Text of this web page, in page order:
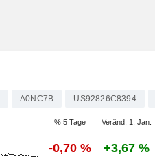
A0NC7B US92826C8394
% 5 Tage Veränd. 1. Jan.
-0,70 % +3,67 %